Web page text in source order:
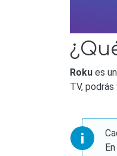
Roku es
TV,